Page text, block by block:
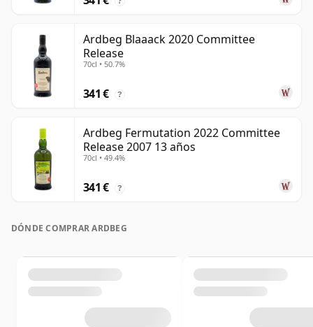
Ardbeg Blaaack 2020 Committee
Release
70cl • 50.7%
341 € ?
Ardbeg Fermutation 2022 Committee
Release 2007 13 años
70cl • 49.4%
341 € ?
DÓNDE COMPRAR ARDBEG